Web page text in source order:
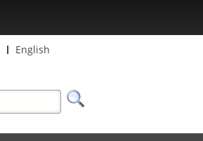
English